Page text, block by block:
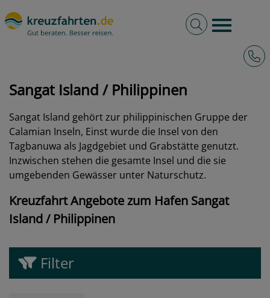
Burger
Volltextsuche
Sangat Island / Philippinen
Sangat Island gehört zur philippinischen Gruppe der
Calamian Inseln, Einst wurde die Insel von den
Tagbanuwa als Jagdgebiet und Grabstätte genutzt.
Inzwischen stehen die gesamte Insel und die sie
umgebenden Gewässer unter Naturschutz.
Kreuzfahrt Angebote zum Hafen Sangat
Island / Philippinen
Filter